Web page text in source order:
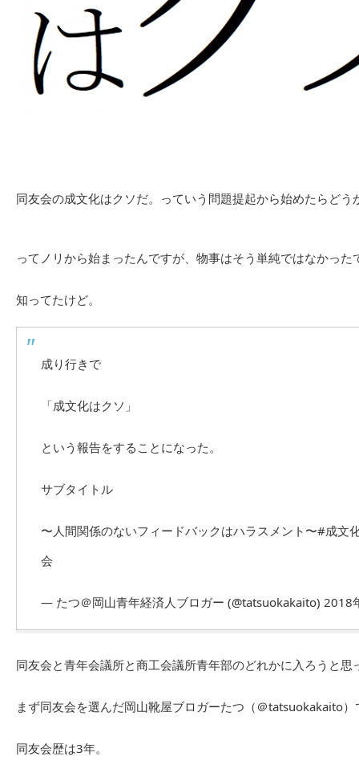
同友会の成文化はクソだ。っていう問題提起から始めたらどう
ってノリから始まったんですが、物事はそう単純ではなかった
知ってたけど。
成り行きで
「成文化はクソ」
という報告をすることになった。
サブタイトル
〜人間関係のないフィードバックはハラスメント〜#成文
会
— たつ＠岡山青年経済人ブロガー (@tatsuokakaito) 2018
同友会と青年会議所と商工会議所青年部のどれかに入ろうと思
まず同友会を選んだ岡山靴屋ブロガーたつ（ ＠tatsuokakaito）
同友会歴は3年。